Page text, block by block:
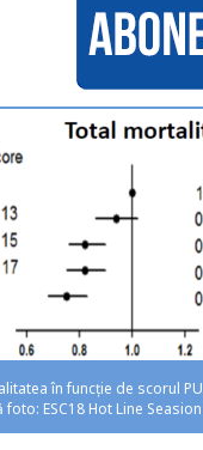
în funcție de scorul
foto: ESC18 Hot Line